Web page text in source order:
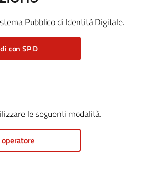
Pubblico di Identità Digitale.
con SPID
le seguenti modalità.
operatore